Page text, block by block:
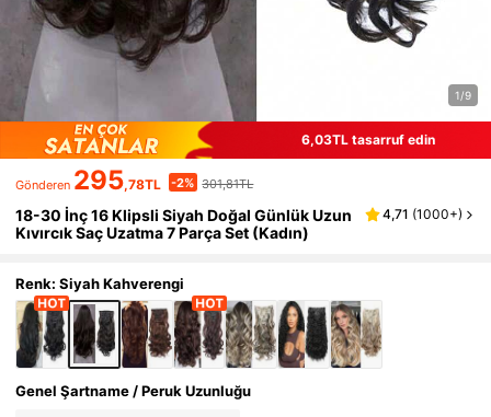
1/9
6,03TL tasarruf edin
Gönderen 295,78TL -2% 301,81TL
18-30 İnç 16 Klipsli Siyah Doğal Günlük Uzun
Kıvırcık Saç Uzatma 7 Parça Set (Kadın)
4,71 (1000+)
Renk: Siyah Kahverengi
Genel Şartname / Peruk Uzunluğu